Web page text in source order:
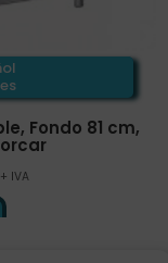
Fondo 81 cm,
+ IVA